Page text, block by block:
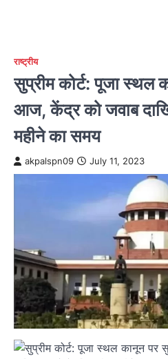
राष्ट्रीय
सुप्रीम कोर्ट: पूजा स्थल
आज, केंद्र को जवाब
महीने का समय
akpalspn09 July 11, 2023